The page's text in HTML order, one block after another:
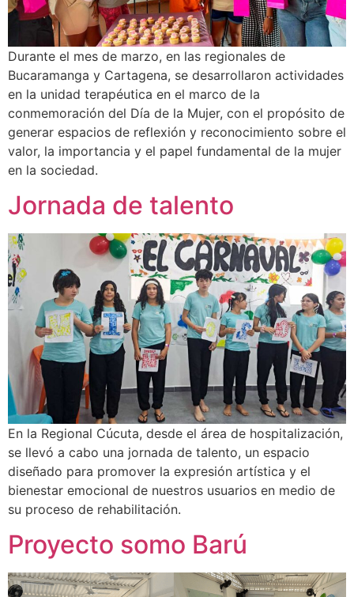
Durante el mes de marzo, en las regionales de
Bucaramanga y Cartagena, se desarrollaron actividades
en la unidad terapéutica en el marco de la
conmemoración del Día de la Mujer, con el propósito de
generar espacios de reflexión y reconocimiento sobre el
valor, la importancia y el papel fundamental de la mujer
en la sociedad.
Jornada de talento
En la Regional Cúcuta, desde el área de hospitalización,
se llevó a cabo una jornada de talento, un espacio
diseñado para promover la expresión artística y el
bienestar emocional de nuestros usuarios en medio de
su proceso de rehabilitación.
Proyecto somo Barú